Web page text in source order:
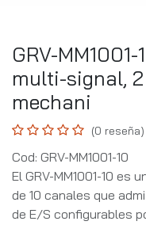
GRV-
multi-signal,
mechani
(0 reseña)
Cod: GRV-MM1001-10
El GRV-MM1001-10
de 10 canales que
de E/S configurables